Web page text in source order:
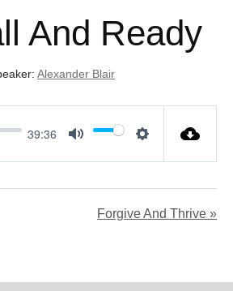
And Ready
Alexander Blair
39:36
Forgive And Thrive »